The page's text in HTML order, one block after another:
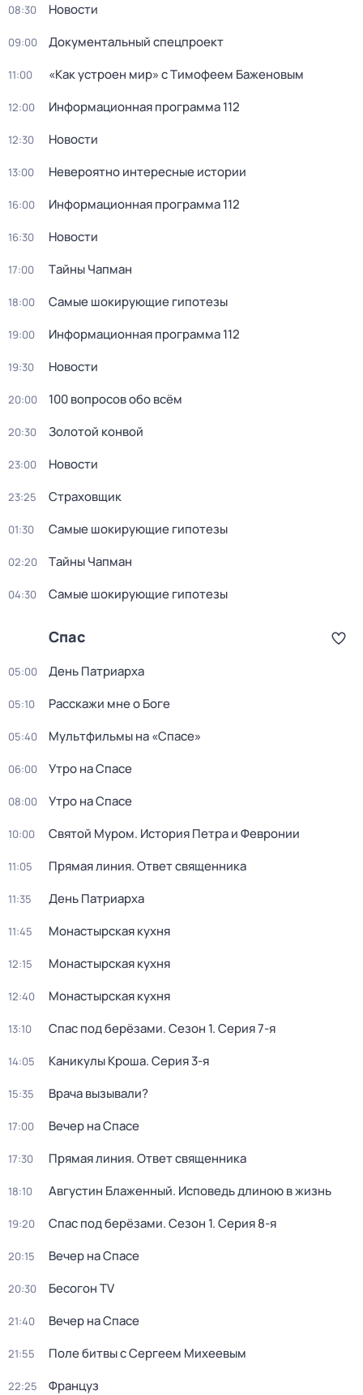
08:30 Новости
09:00 Документальный спецпроект
11:00 «Как устроен мир» с Тимофеем Баженовым
12:00 Информационная программа 112
12:30 Новости
13:00 Невероятно интересные истории
16:00 Информационная программа 112
16:30 Новости
17:00 Тaйны Чапман
18:00 Самые шoкиpующие гипотезы
19:00 Информационная программа 112
19:30 Новости
20:00 100 вопросов обо всём
20:30 Золотой конвой
23:00 Новости
23:25 Страховщик
01:30 Самые шoкиpующие гипотезы
02:20 Тaйны Чапман
04:30 Самые шoкиpующие гипотезы
Спас
05:00 День Патриарха
05:10 Расскажи мне о Боге
05:40 Мультфильмы на «Спасе»
06:00 Утро на Спасе
08:00 Утро на Спасе
10:00 Святой Муром. История Петра и Февронии
11:05 Прямая линия. Ответ священника
11:35 День Патриарха
11:45 Монастырская кухня
12:15 Монастырская кухня
12:40 Монастырская кухня
13:10 Спас под берёзами. Сезон 1. Серия 7-я
14:05 Каникулы Кроша. Серия 3-я
15:35 Врача вызывали?
17:00 Вечер на Спасе
17:30 Прямая линия. Ответ священника
18:10 Августин Блаженный. Исповедь длиною в жизнь
19:20 Спас под берёзами. Сезон 1. Серия 8-я
20:15 Вечер на Спасе
20:30 Бесогон TV
21:40 Вечер на Спасе
21:55 Поле битвы с Сергеем Михеевым
22:25 Француз